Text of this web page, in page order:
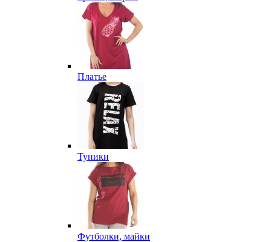
Платье
Туники
Футболки, майки